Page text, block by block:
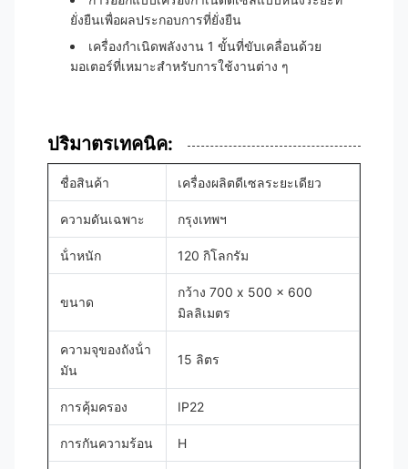
ยั่งยืนเพื่อผลประกอบการที่ยั่งยืน
เครื่องกําเนิดพลังงาน 1 ขั้นที่ขับเคลื่อนด้วย
มอเตอร์ที่เหมาะสําหรับการใช้งานต่าง ๆ
ปริมาตรเทคนิค:
ชื่อสินค้า เครื่องผลิตดีเซลระยะเดียว
ความดันเฉพาะ กรุงเทพฯ
น้ําหนัก 120 กิโลกรัม
ขนาด
กว้าง 700 x 500 x 600
มิลลิเมตร
ความจุของถังน้ํา
มัน
15 ลิตร
การคุ้มครอง IP22
การกันความร้อน H